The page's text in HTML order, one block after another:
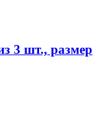
3 шт., размер